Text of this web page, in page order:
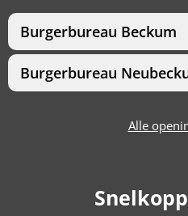
Burgerbureau Beckum
Burgerbureau
Alle